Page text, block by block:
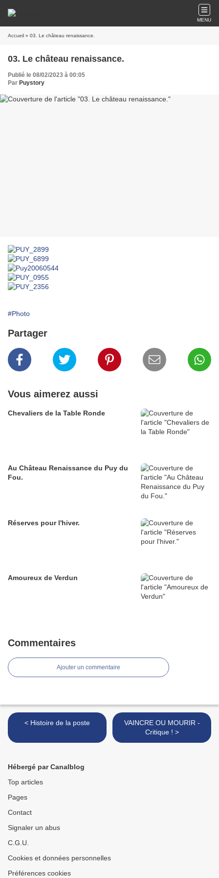
MENU
Accueil » 03. Le château renaissance.
03. Le château renaissance.
Publié le 08/02/2023 à 00:05
Par Puystory
#Photo
Partager
Vous aimerez aussi
Chevaliers de la Table Ronde
Au Château Renaissance du Puy du
Fou.
Réserves pour l'hiver.
Amoureux de Verdun
Commentaires
Ajouter un commentaire
< Histoire de la poste
VAINCRE OU MOURIR -
Critique ! >
Hébergé par Canalblog
Top articles
Pages
Contact
Signaler un abus
C.G.U.
Cookies et données personnelles
Préférences cookies